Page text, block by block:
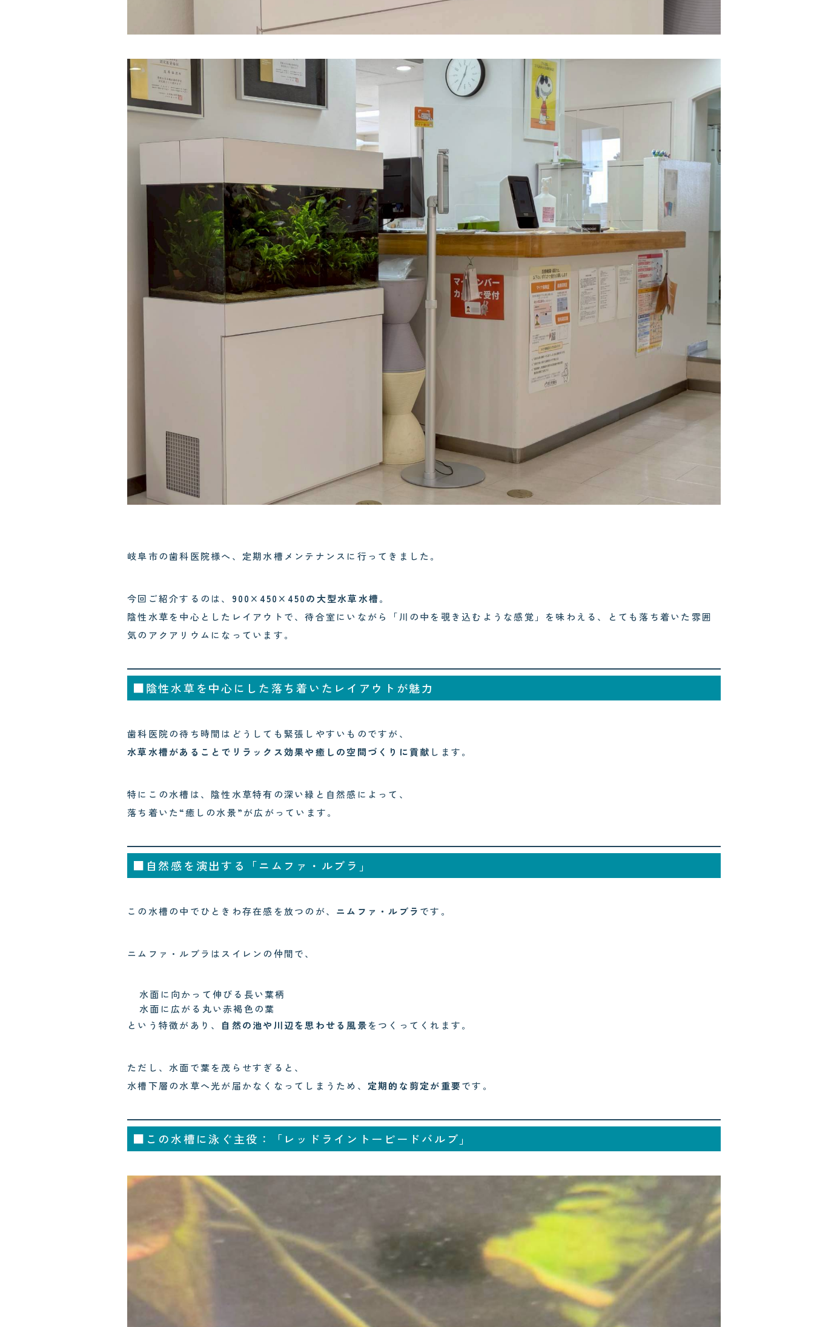
岐阜市の歯科医院様へ、定期水槽メンテナンスに行ってきました。
今回ご紹介するのは、 900×450×450の大型水草水槽。
陰性水草を中心としたレイアウトで、待合室にいながら「川の中を覗き込むような感覚」を味わえる、とても落ち着いた雰囲
気のアクアリウムになっています。
■陰性水草を中心にした落ち着いたレイアウトが魅力
歯科医院の待ち時間はどうしても緊張しやすいものですが、
水草水槽があることでリラックス効果や癒しの空間づくりに貢献 します。
特にこの水槽は、陰性水草特有の深い緑と自然感によって、
落ち着いた“癒しの水景”が広がっています。
■自然感を演出する「ニムファ・ルブラ」
この水槽の中でひときわ存在感を放つのが、 ニムファ・ルブラ です。
ニムファ・ルブラはスイレンの仲間で、
水面に向かって伸びる長い葉柄
水面に広がる丸い赤褐色の葉
という特徴があり、 自然の池や川辺を思わせる風景をつくってくれます。
ただし、水面で葉を茂らせすぎると、
水槽下層の水草へ光が届かなくなってしまうため、 定期的な剪定が重要です。
■この水槽に泳ぐ主役：「レッドライントーピードバルブ」